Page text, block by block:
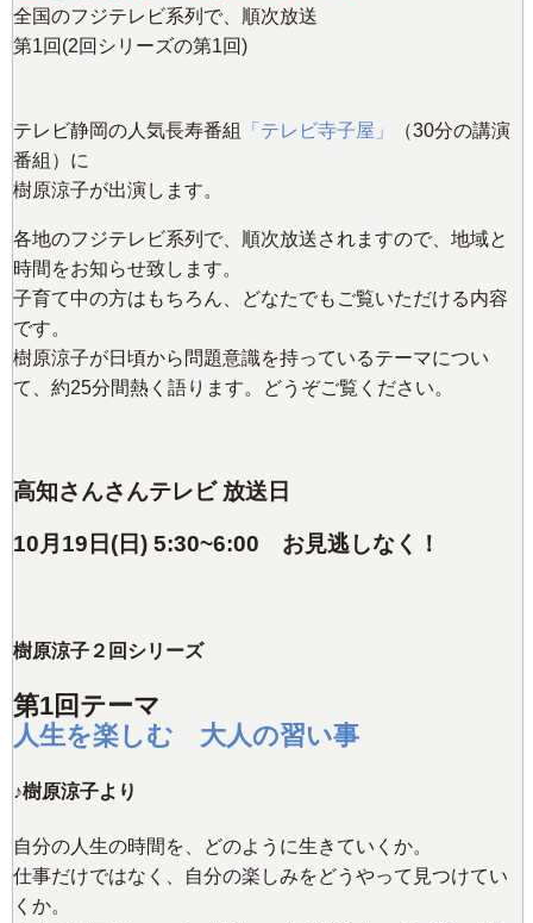
全国のフジテレビ系列で、順次放送
第1回(2回シリーズの第1回)
テレビ静岡の人気長寿番組 「テレビ寺子屋」
（30分の講演
番組）に
樹原涼子が出演します。
各地のフジテレビ系列で、順次放送されますので、地域と
時間をお知らせ致します。
子育て中の方はもちろん、どなたでもご覧いただける内容
です。
樹原涼子が日頃から問題意識を持っているテーマについ
て、約25分間熱く語ります。どうぞご覧ください。
高知さんさんテレビ 放送日
10月19日(日) 5:30~6:00 お見逃しなく！
樹原涼子２回シリーズ
第1回テーマ
人生を楽しむ 大人の習い事
♪樹原涼子より
自分の人生の時間を、どのように生きていくか。
仕事だけではなく、自分の楽しみをどうやって見つけてい
くか。